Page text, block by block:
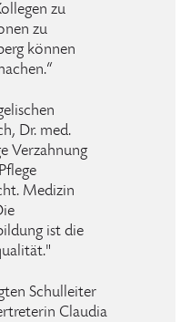
zu
zu
können
Dr. med.
Verzahnung
Medizin
ist die
Schulleiter
Claudia